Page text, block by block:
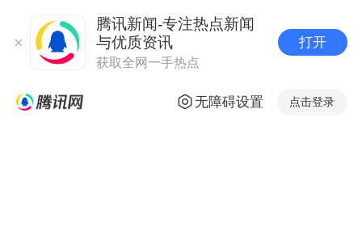
腾讯新闻-专注热点新闻
与优质资讯
获取全网一手热点
打开
无障碍设置 点击登录